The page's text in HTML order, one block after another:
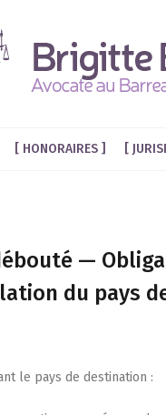
HONORAIRES
—
du pays
le pays de destination :